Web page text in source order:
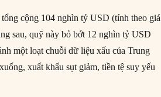
cộng 104 nghìn tỷ USD (tính theo giá
sau, quỹ này bỏ bớt 12 nghìn tỷ USD
một loạt chuỗi dữ liệu xấu của Trung
xuất khẩu sụt giảm, tiền tệ suy yếu